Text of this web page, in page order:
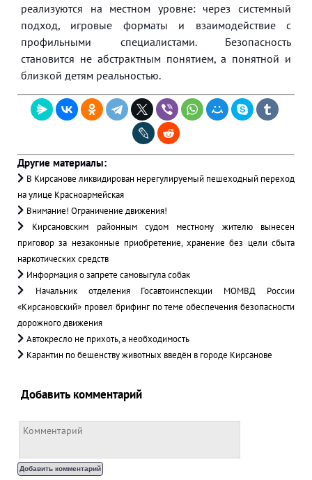
реализуются на местном уровне: через системный
подход, игровые форматы и взаимодействие с
профильными специалистами. Безопасность
становится не абстрактным понятием, а понятной и
близкой детям реальностью.
Другие материалы:
В Кирсанове ликвидирован нерегулируемый пешеходный переход
на улице Красноармейская
Внимание! Ограничение движения!
Кирсановским районным судом местному жителю вынесен
приговор за незаконные приобретение, хранение без цели сбыта
наркотических средств
Информация о запрете самовыгула собак
Начальник отделения Госавтоинспекции МОМВД России
«Кирсановский» провел брифинг по теме обеспечения безопасности
дорожного движения
Автокресло не прихоть, а необходимость
Карантин по бешенству животных введён в городе Кирсанове
Добавить комментарий